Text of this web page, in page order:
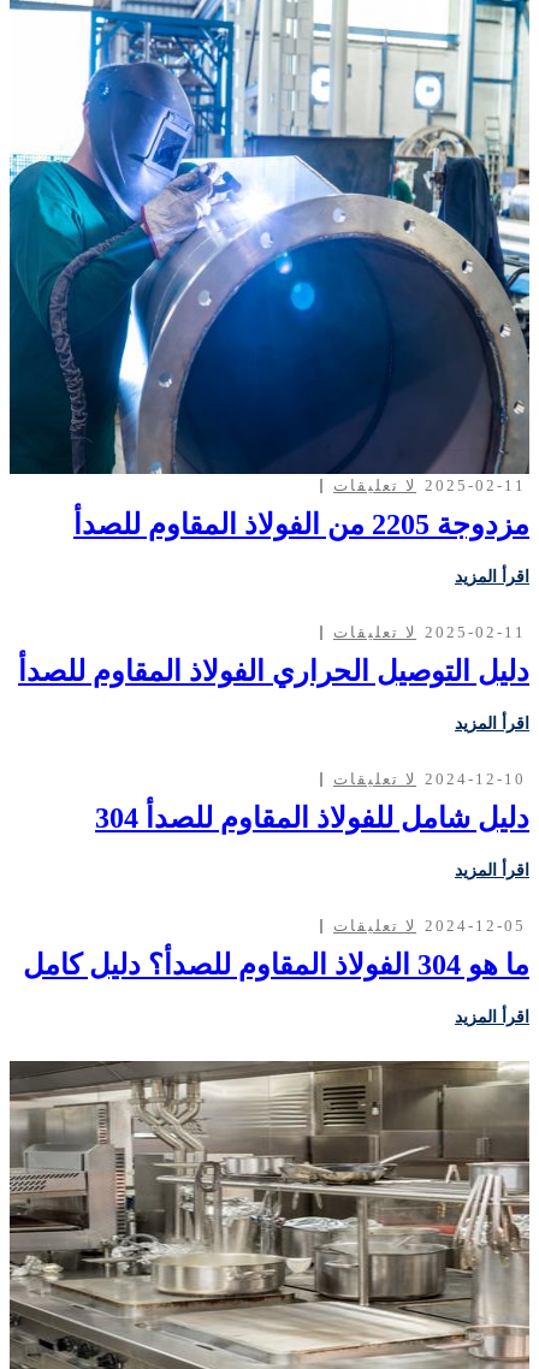
2025-02-11 لا تعليقات
مزدوجة 2205 من الفولاذ المقاوم للصدأ
اقرأ المزيد
2025-02-11 لا تعليقات
دليل التوصيل الحراري الفولاذ المقاوم للصدأ
اقرأ المزيد
2024-12-10 لا تعليقات
دليل شامل للفولاذ المقاوم للصدأ 304
اقرأ المزيد
2024-12-05 لا تعليقات
ما هو 304 الفولاذ المقاوم للصدأ؟ دليل كامل
اقرأ المزيد